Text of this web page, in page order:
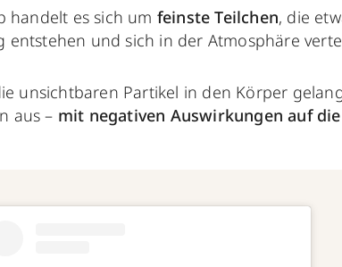
handelt es sich um feinste Teilchen, die
entstehen und sich in der Atmosphäre
unsichtbaren Partikel in den Körper
aus – mit negativen Auswirkungen auf